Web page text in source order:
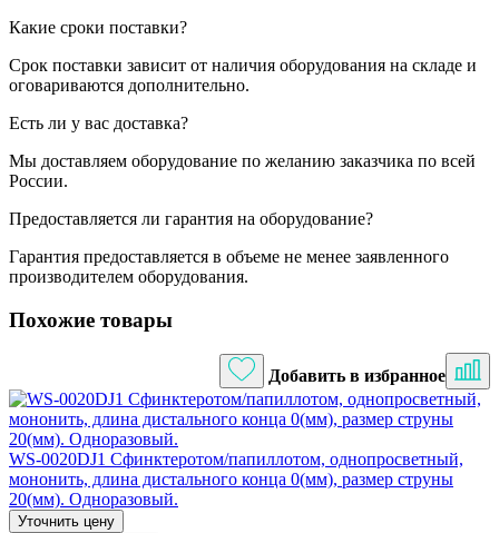
Какие сроки поставки?
Срок поставки зависит от наличия оборудования на складе и
оговариваются дополнительно.
Есть ли у вас доставка?
Мы доставляем оборудование по желанию заказчика по всей
России.
Предоставляется ли гарантия на оборудование?
Гарантия предоставляется в объеме не менее заявленного
производителем оборудования.
Похожие товары
Добавить в избранное
WS-0020DJ1 Сфинктеротом/папиллотом, однопросветный,
мононить, длина дистального конца 0(мм), размер струны
20(мм). Одноразовый.
Уточнить цену